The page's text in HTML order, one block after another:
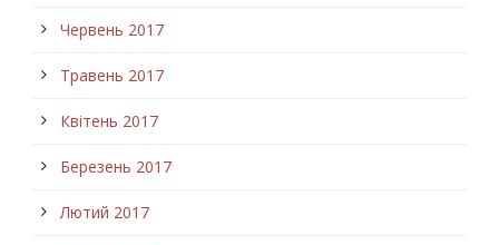
Червень 2017
Травень 2017
Квітень 2017
Березень 2017
Лютий 2017